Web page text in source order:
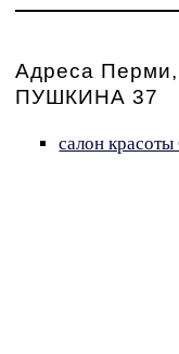
Адреса Перми,
ПУШКИНА 37
салон